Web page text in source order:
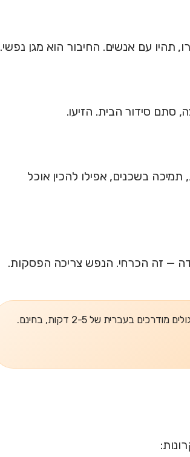
עם אנשים. החיבור הוא מגן נפשי.
סתם סידור הבית. הזיעו.
בשכנים, אפילו להכין אוכל
— זה הכרחי. הנפש צריכה הפסקות.
בעברית של 2-5 דקות, בחינם.